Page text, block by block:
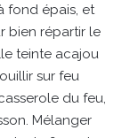
fond épais, et
bien répartir le
teinte acajou
sur feu
du feu,
Mélanger